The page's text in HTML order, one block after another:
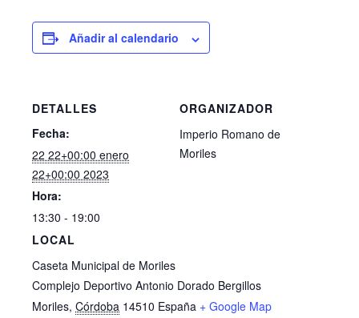
Añadir al calendario
DETALLES
Fecha:
22 22+00:00 enero
22+00:00 2023
Hora:
13:30 - 19:00
LOCAL
Caseta Municipal de Moriles
Complejo Deportivo Antonio Dorado Bergillos
Moriles, Córdoba 14510 España + Google Map
ORGANIZADOR
Imperio Romano de
Moriles